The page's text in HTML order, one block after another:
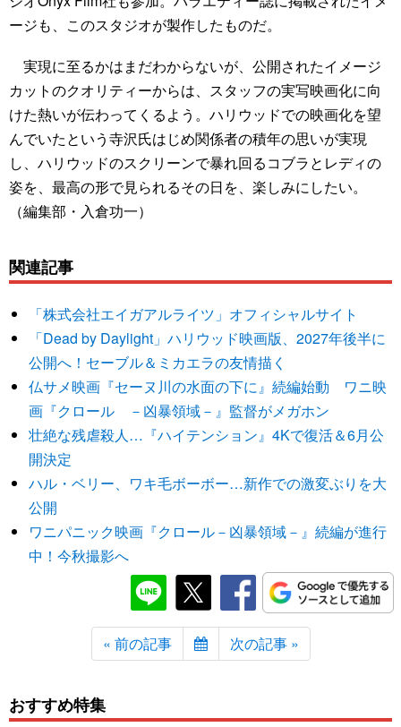
ージも、このスタジオが製作したものだ。
実現に至るかはまだわからないが、公開されたイメージ
カットのクオリティーからは、スタッフの実写映画化に向
けた熱いが伝わってくるよう。ハリウッドでの映画化を望
んでいたという寺沢氏はじめ関係者の積年の思いが実現
し、ハリウッドのスクリーンで暴れ回るコブラとレディの
姿を、最高の形で見られるその日を、楽しみにしたい。
（編集部・入倉功一）
関連記事
「株式会社エイガアルライツ」オフィシャルサイト
「Dead by Daylight」ハリウッド映画版、2027年後半に
公開へ！セーブル＆ミカエラの友情描く
仏サメ映画『セーヌ川の水面の下に』続編始動 ワニ映
画『クロール －凶暴領域－』監督がメガホン
壮絶な残虐殺人…『ハイテンション』4Kで復活＆6月公
開決定
ハル・ベリー、ワキ毛ボーボー…新作での激変ぶりを大
公開
ワニパニック映画『クロール－凶暴領域－』続編が進行
中！今秋撮影へ
« 前の記事 次の記事 »
おすすめ特集